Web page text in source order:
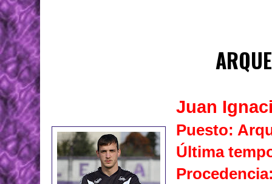
Juan
Puesto:
Última